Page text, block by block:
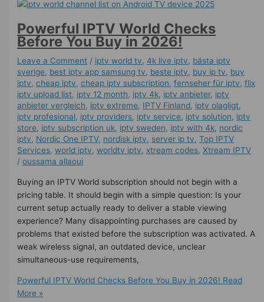
Powerful IPTV World Checks
Before You Buy in 2026!
Leave a Comment / iptv world tv,4k live iptv​, bästa iptv
sverige, best iptv app samsung tv, beste iptv, buy ip tv, buy
iptv,cheap iptv,cheap iptv subscription,fernseher für iptv,flix
iptv upload list, iptv 12 month, iptv 4k, iptv anbieter, iptv
anbieter vergleich, iptv extreme, IPTV Finland, iptv olagligt,
iptv profesional, iptv providers, iptv service, iptv solution, iptv
store, iptv subscription uk, iptv sweden, iptv with 4k, nordic
iptv, Nordic One IPTV, nordisk iptv, server ip tv,Top IPTV
Services,world iptv,worldtv iptv, xtream codes,Xtream IPTV
/oussama allaoui
Buying an IPTV World subscription should not begin with a
pricing table. It should begin with a simple question: Is your
current setup actually ready to deliver a stable viewing
experience? Many disappointing purchases are caused by
problems that existed before the subscription was activated. A
weak wireless signal, an outdated device, unclear
simultaneous-use requirements,
Powerful IPTV World Checks Before You Buy in 2026! Read
More »